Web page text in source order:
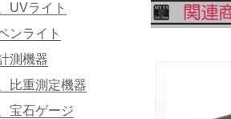
UVライト
ンライト
測機器
比重測定機器
宝石ゲージ